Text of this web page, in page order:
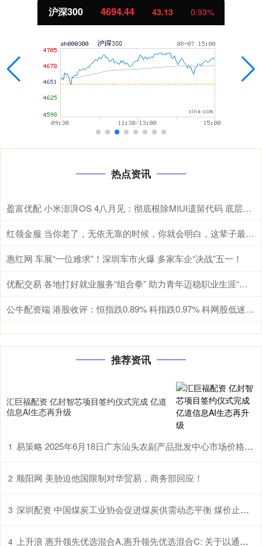
沪深300 4694.44 43.13 0.93%
热点资讯
盈富优配 小米澎湃OS 4八月见：彻底根除MIUI遗留代码 底层焕然一新
红领金服 当你老了，无依无靠的时候，你就会明白，这辈子最亲的，除了父母儿女，伴侣和知己，还有自己身上的这4种能力
惠红网 车展“一位难求”！深圳车市火爆 多家车企“决战”五一！
优配交易 各地打好就业服务“组合拳” 助力青年迈稳职业生涯“第一步”
公牛配资端 港股收评：恒指跌0.89% 科指跌0.97% 科网股低迷 黄金股普跌 群核科技首日涨超144%
推荐资讯
汇巨福配资 亿封智芯项目签约仪式完成 亿道
信息AI生态再升级
1 易策略 2025年6月18日广东汕头农副产品批发中心市场价格行情
2 顺阳网 美胁迫他国限制对华贸易，商务部回应！
3 深圳配资 中国煤炭工业协会促进煤炭供需动态平衡 煤价止跌曙光初现
4 上升浪 惠升领先优选混合A,惠升领先优选混合C: 关于以通讯方式召开惠升领先优选混合型证券投资基金基金份额持有人大会的公告